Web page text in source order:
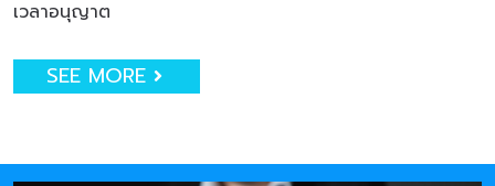
เวลาอนุญาต
SEE MORE